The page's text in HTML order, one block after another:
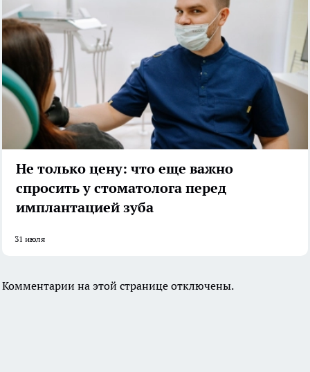
Не только цену: что еще важно
спросить у стоматолога перед
имплантацией зуба
31 июля
Комментарии на этой странице отключены.